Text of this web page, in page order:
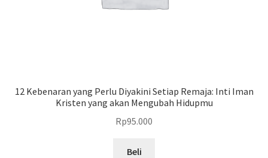
12 Kebenaran yang Perlu Diyakini Setiap Remaja: Inti Iman
Kristen yang akan Mengubah Hidupmu
Rp95.000
Beli